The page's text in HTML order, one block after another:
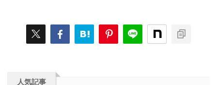
人気記事